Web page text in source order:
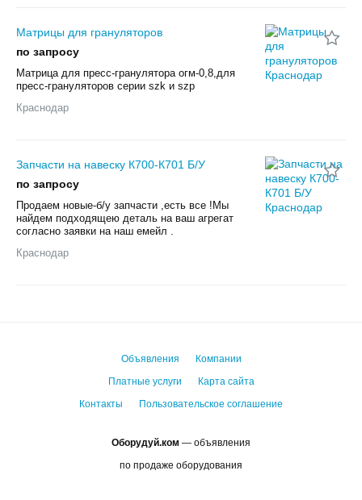
Матрицы для грануляторов
по запросу
Матрица для пресс-гранулятора огм-0,8,для
пресс-грануляторов серии szk и szp
Краснодар
Запчасти на навеску К700-К701 Б/У
по запросу
Продаем новые-б/у запчасти ,есть все !Мы
найдем подходящею деталь на ваш агрегат
согласно заявки на наш емейл .
Краснодар
Оборудуй.ком — объявления
по продаже оборудования
Объявления
Компании
Платные услуги
Карта сайта
Контакты
Пользовательское соглашение